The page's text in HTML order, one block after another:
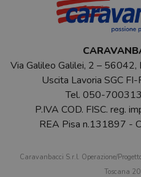
Via Galileo Galilei, 2 – 56042,
Uscita Lavoria SGC
Tel. 050-700313
P.IVA COD. FISC. reg.
REA Pisa n.131897 -
Caravanbacci S.r.l. Operazione/
Toscana